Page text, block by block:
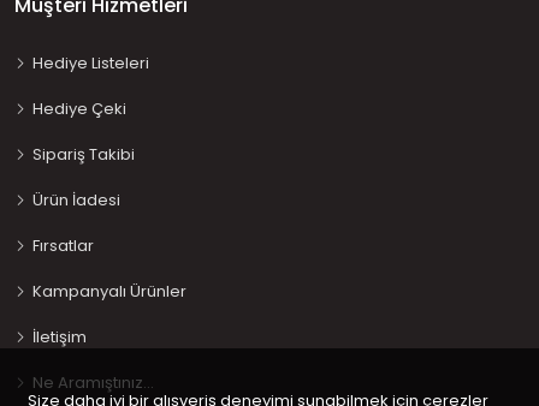
Müşteri Hizmetleri
Hediye Listeleri
Hediye Çeki
Sipariş Takibi
Ürün İadesi
Fırsatlar
Kampanyalı Ürünler
İletişim
Ne Aramıştınız…
Size daha iyi bir alışveriş deneyimi sunabilmek için çerezler